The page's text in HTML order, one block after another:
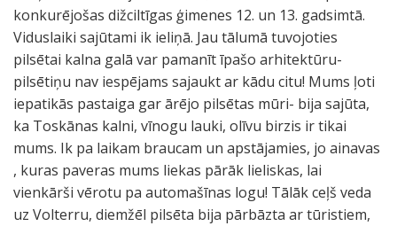
konkurējošas dižciltīgas ģimenes 12. un 13. gadsimtā.
Viduslaiki sajūtami ik ieliņā. Jau tālumā tuvojoties
pilsētai kalna galā var pamanīt īpašo arhitektūru-
pilsētiņu nav iespējams sajaukt ar kādu citu! Mums ļoti
iepatikās pastaiga gar ārējo pilsētas mūri- bija sajūta,
ka Toskānas kalni, vīnogu lauki, olīvu birzis ir tikai
mums. Ik pa laikam braucam un apstājamies, jo ainavas
, kuras paveras mums liekas pārāk lieliskas, lai
vienkārši vērotu pa automašīnas logu! Tālāk ceļš veda
uz Volterru, diemžēl pilsēta bija pārbāzta ar tūristiem,